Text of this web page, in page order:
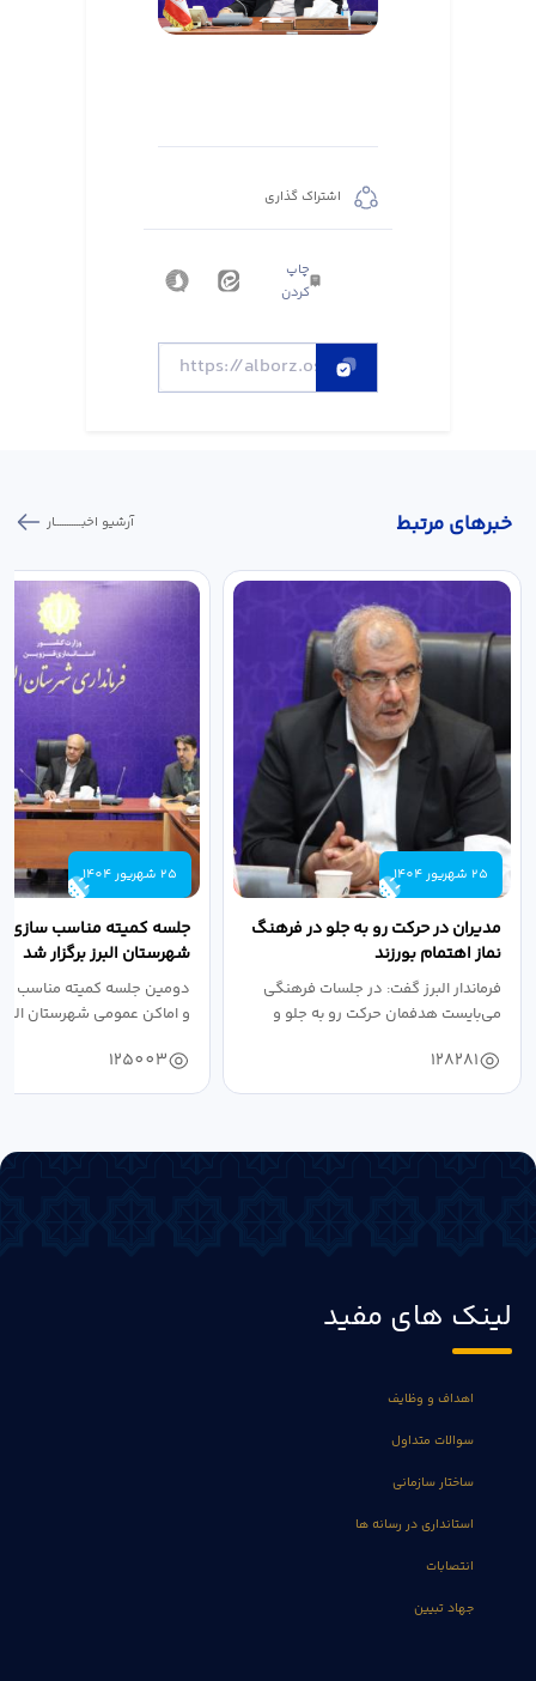
اشتراک گذاری
چاپ
کردن
خبر‌های مرتبط آرشیو اخبـــــــــــار
25 شهریور 1404
مدیران در حرکت رو به جلو در فرهنگ
نماز اهتمام بورزند
فرماندار البرز گفت: در جلسات فرهنگی
می‌بایست هدفمان حرکت رو به جلو و
128281
25 شهریور 1404
جلسه کمیته مناسب سازی
شهرستان البرز برگزار شد
دومین جلسه کمیته مناسب
و اماکن عمومی شهرستان
125003
لینک های مفید
اهداف و وظایف
سوالات متداول
ساختار سازمانی
استانداری در رسانه ها
انتصابات
جهاد تبیین